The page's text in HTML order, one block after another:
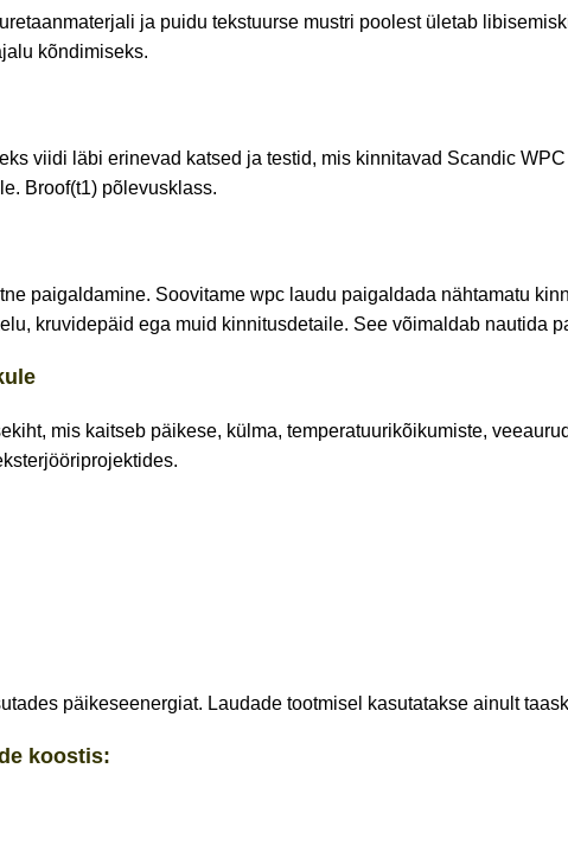
ja puidu tekstuurse mustri poolest ületab
kõndimiseks.
viidi läbi erinevad katsed ja testid, mis kinnitavad Scandic
Broof(t1) põlevusklass.
paigaldamine. Soovitame wpc laudu paigaldada nähtamatu
kruvidepäid ega muid kinnitusdetaile. See võimaldab nautida
mis kaitseb päikese, külma, temperatuurikõikumiste,
päikeseenergiat. Laudade tootmisel kasutatakse ainult
koostis: